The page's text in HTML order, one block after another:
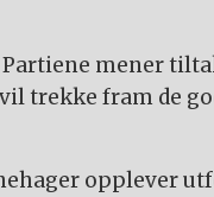
Partiene mener
trekke fram de
opplever